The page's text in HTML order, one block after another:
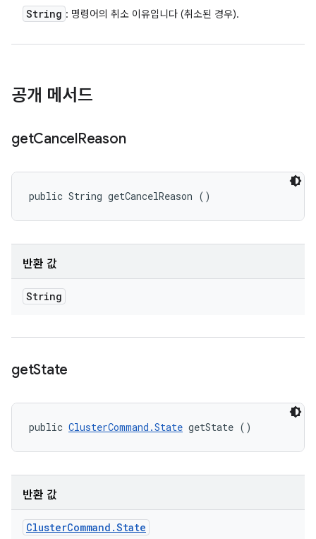
String : 명령어의 취소 이유입니다 (취소된 경우).
공개 메서드
getCancelReason
public String getCancelReason ()
반환 값
String
getState
public ClusterCommand.State getState ()
반환 값
ClusterCommand .State